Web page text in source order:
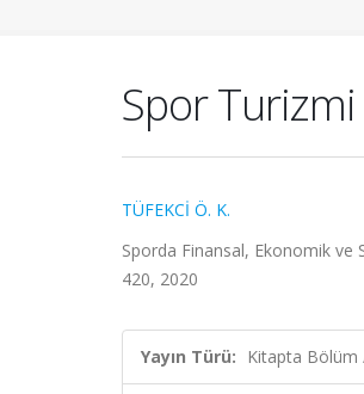
Spor Turizmi
TÜFEKCİ Ö. K.
Sporda Finansal, Ekonomik ve
420, 2020
Yayın Türü: Kitapta Bölüm